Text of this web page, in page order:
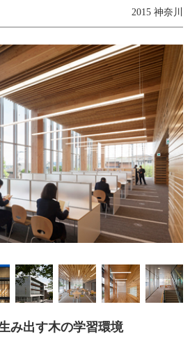
2015 神奈川
み出す木の学習環境